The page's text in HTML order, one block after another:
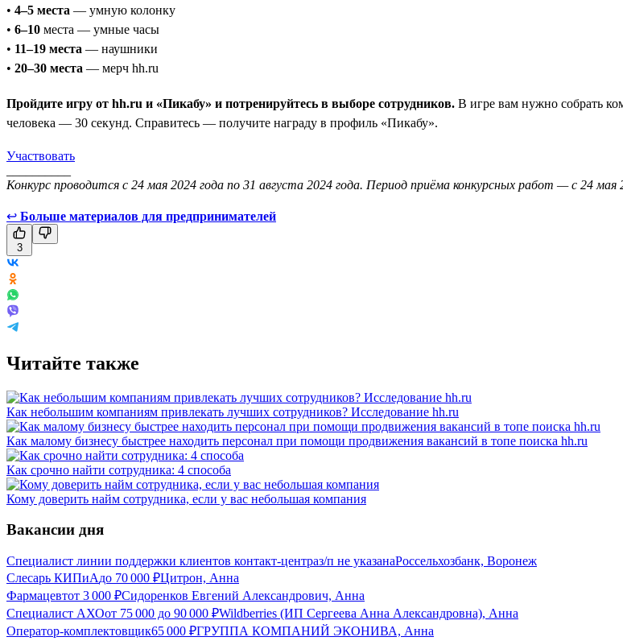
• 4–5 места — умную колонку
• 6–10 места — умные часы
• 11–19 места — наушники
• 20–30 места — мерч hh.ru
Пройдите игру от hh.ru и «Пикабу» и потренируйтесь в выборе сотрудников. В игре вам нужно собрать
человека — 30 секунд. Справитесь — получите награду в профиль «Пикабу».
Участвовать
Конкурс проводится с 24 мая 2024 года по 31 августа 2024 года. Период приёма конкурсных работ — с 24
↩ Больше материалов для предпринимателей
3
Читайте также
Как небольшим компаниям привлекать лучших сотрудников? Исследование hh.ru
Как малому бизнесу быстрее находить персонал при помощи продвижения вакансий в топе поиска hh.ru
Как срочно найти сотрудника: 4 способа
Кому доверить найм сотрудника, если у вас небольшая компания
Вакансии дня
Специалист линии поддержки клиентов контакт-центраз/п не указанаРоссельхозбанк, Воронеж
Слесарь КИПиАдо 70 000 ₽Цитрон, Анна
Фармацевтот 3 000 ₽Сидоренков Евгений Александрович, Анна
Специалист АХОот 75 000 до 90 000 ₽Wildberries (ИП Сергеева Анна Александровна), Анна
Оператор-комплектовщик65 000 ₽ГРУППА КОМПАНИЙ ЭКОНИВА, Анна